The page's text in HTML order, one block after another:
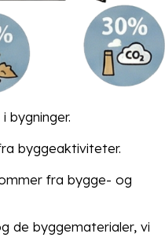
bygninger.
byggeaktiviteter.
fra bygge- og
de byggematerialer, vi